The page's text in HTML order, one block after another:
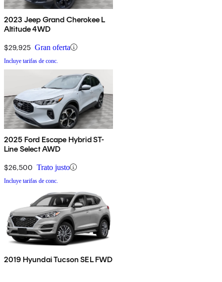
2023 Jeep Grand Cherokee L
Altitude 4WD
$29,925 Gran oferta
Incluye tarifas de conc.
2025 Ford Escape Hybrid ST-
Line Select AWD
$26,500 Trato justo
Incluye tarifas de conc.
2019 Hyundai Tucson SEL FWD